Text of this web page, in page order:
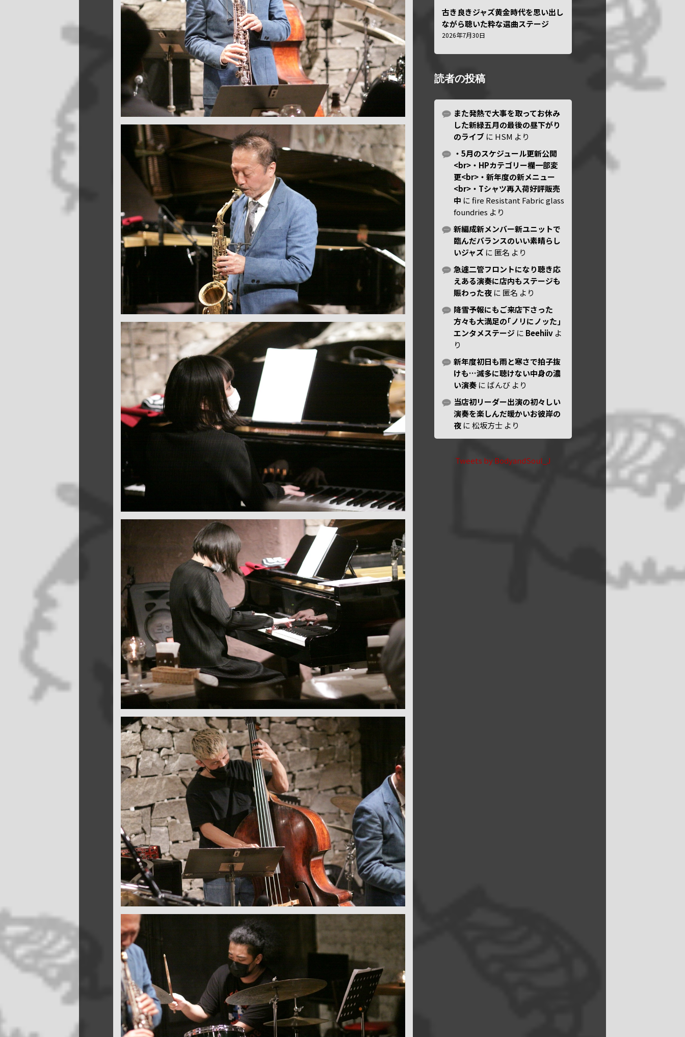
古き良きジャズ黄金時代を思い出し
ながら聴いた粋な選曲ステージ
2026年7月30日
読者の投稿
また発熱で大事を取ってお休み
した新緑五月の最後の昼下がり
のライブ に HSM より
・5月のスケジュール更新公開
<br>・HPカテゴリー欄一部変
更<br>・新年度の新メニュー
<br>・Tシャツ再入荷好評販売
中 にfire Resistant Fabric glass
foundries より
新編成新メンバー新ユニットで
臨んだバランスのいい素晴らし
いジャズ に 匿名 より
急遽二管フロントになり聴き応
えある演奏に店内もステージも
賑わった夜 に 匿名 より
降雪予報にもご来店下さった
方々も大満足の｢ノリにノッた｣
エンタメステージ に Beehiiv よ
り
新年度初日も雨と寒さで拍子抜
けも…滅多に聴けない中身の濃
い演奏 に ばんび より
当店初リーダー出演の初々しい
演奏を楽しんだ暖かいお彼岸の
夜 に松坂方士 より
Tweets by BodyandSoul_J